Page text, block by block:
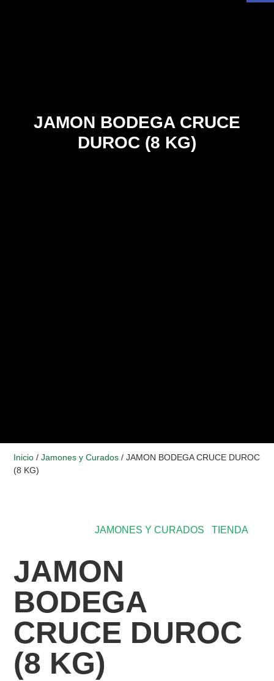
JAMON BODEGA CRUCE
DUROC (8 KG)
Inicio /Jamones y Curados / JAMON BODEGA CRUCE DUROC
(8 KG)
JAMONES Y CURADOS ,TIENDA
JAMON
BODEGA
CRUCE DUROC
(8 KG)